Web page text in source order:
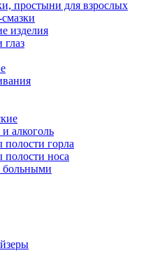
простыни для взрослых
изделия
глаз
алкоголь
горла
полости носа
больными